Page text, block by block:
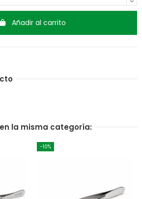
Añadir al carrito
la misma categoría:
-10%